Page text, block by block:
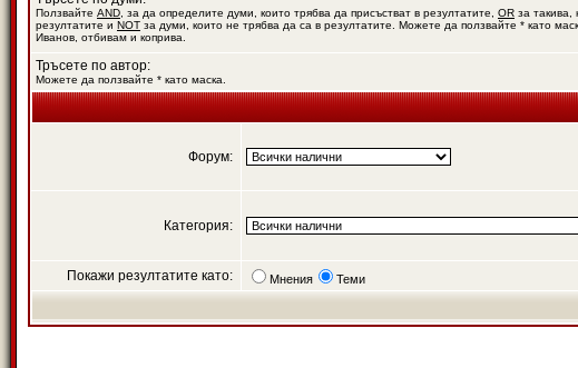
Ползвайте AND , за да определите думи, които трябва да присъстват в резултатите, OR за такива,
резултатите и NOT за думи, които не трябва да са в резултатите. Можете да ползвайте * като
Иванов, отбивам и коприва.
Тръсете по автор:
Можете да ползвайте * като маска.
Форум:
Категория:
Покажи резултатите като: Мнения Теми